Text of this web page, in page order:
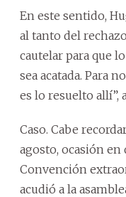
En este sentido,
al tanto del
cautelar para que
sea acatada. Para
es lo resuelto allí”,
Caso. Cabe
agosto, ocasión en
Convención
acudió a la